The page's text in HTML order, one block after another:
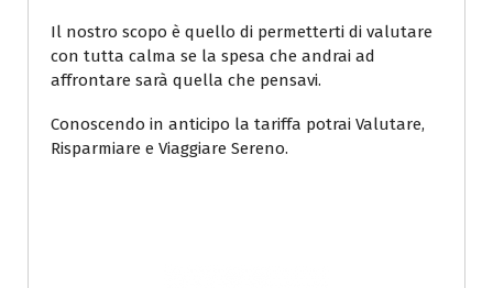
Il nostro scopo è quello di permetterti di valutare
con tutta calma se la spesa che andrai ad
affrontare sarà quella che pensavi.
Conoscendo in anticipo la tariffa potrai Valutare,
Risparmiare e Viaggiare Sereno.